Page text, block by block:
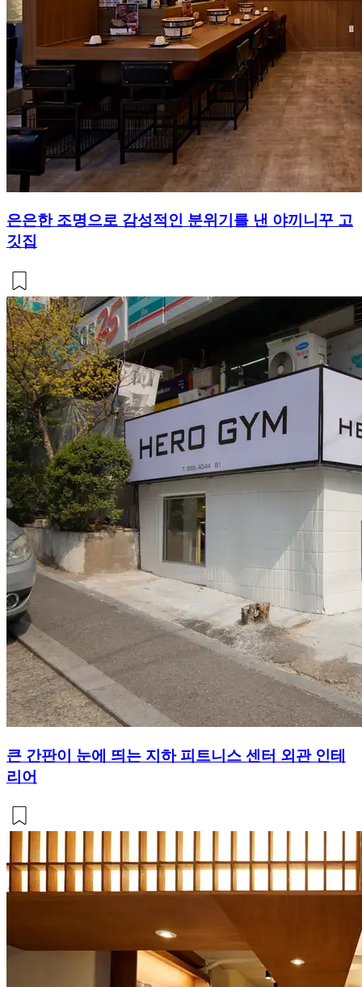
은은한 조명으로 감성적인 분위기를 낸 야끼니꾸 고
깃집
큰 간판이 눈에 띄는 지하 피트니스 센터 외관 인테
리어